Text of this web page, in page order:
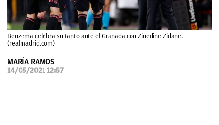
Benzema celebra su tanto ante el Granada con Zinedine Zidane.
(realmadrid.com)
MARÍA RAMOS
14/05/2021 12:57